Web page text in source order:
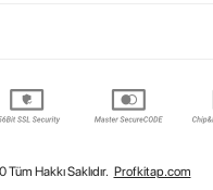
Hakkı Saklıdır. Profkitap.com